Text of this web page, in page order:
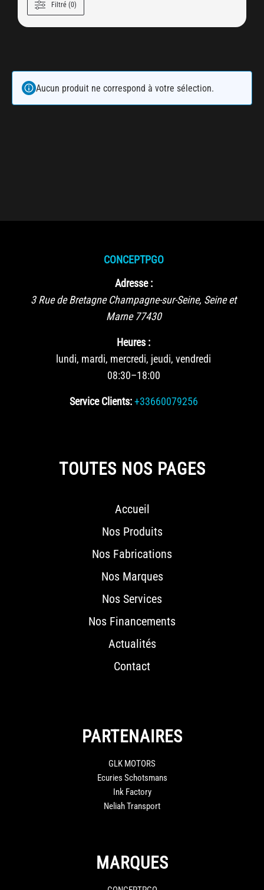
Filtré (0)
Aucun produit ne correspond à votre sélection.
CONCEPTPGO
Adresse :
3 Rue de Bretagne Champagne-sur-Seine, Seine et
Marne 77430
Heures :
lundi, mardi, mercredi, jeudi, vendredi
08:30–18:00
Service Clients: +33660079256
TOUTES NOS PAGES
Accueil
Nos Produits
Nos Fabrications
Nos Marques
Nos Services
Nos Financements
Actualités
Contact
PARTENAIRES
GLK MOTORS
Ecuries Schotsmans
Ink Factory
Neliah Transport
MARQUES